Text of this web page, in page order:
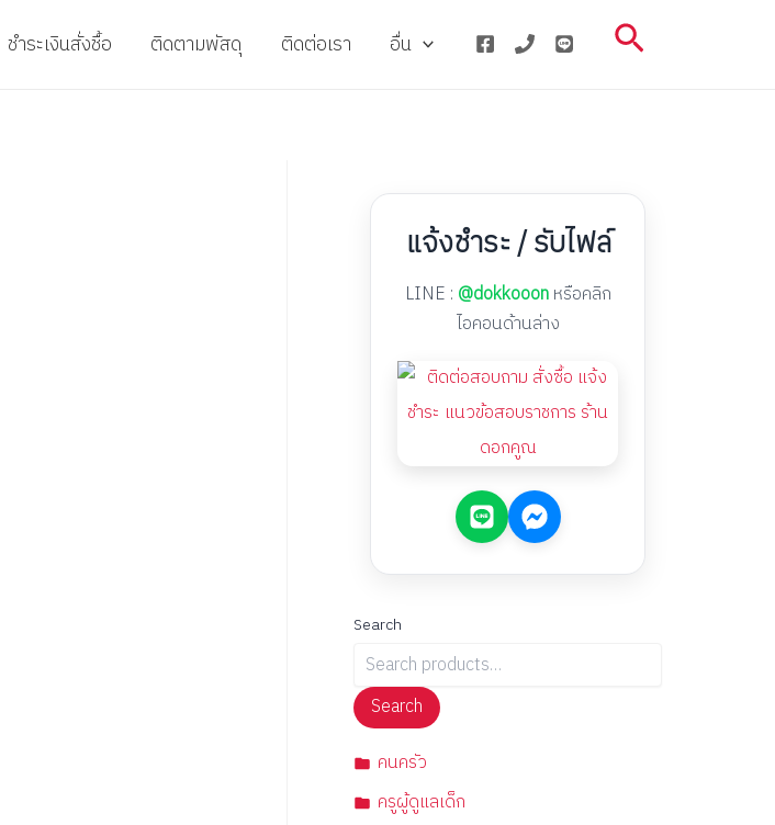
ชำระเงินสั่งชื้อ ติดตามพัสดุ ติดต่อเรา อื่น Search
แจ้งชำระ / รับไฟล์
LINE : @dokkooonหรือคลิก
ไอคอนด้านล่าง
Search
Search
คนครัว
ครูผู้ดูแลเด็ก